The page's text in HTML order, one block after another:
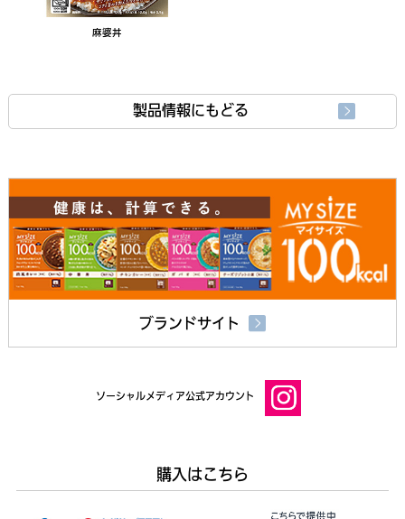
麻婆丼
製品情報にもどる
ブランドサイト
ソーシャルメディア公式アカウント
購入はこちら